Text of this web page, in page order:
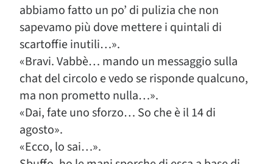
abbiamo fatto un po’ di pulizia che non
sapevamo più dove mettere i quintali di
scartoffie inutili…».
«Bravi. Vabbè… mando un messaggio sulla
chat del circolo e vedo se risponde qualcuno,
ma non prometto nulla…».
«Dai, fate uno sforzo… So che è il 14 di
agosto».
«Ecco, lo sai…».